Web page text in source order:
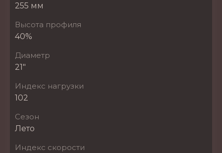
255 мм
Высота профиля
40%
Диаметр
21"
Индекс нагрузки
102
Сезон
Лето
Индекс скорости